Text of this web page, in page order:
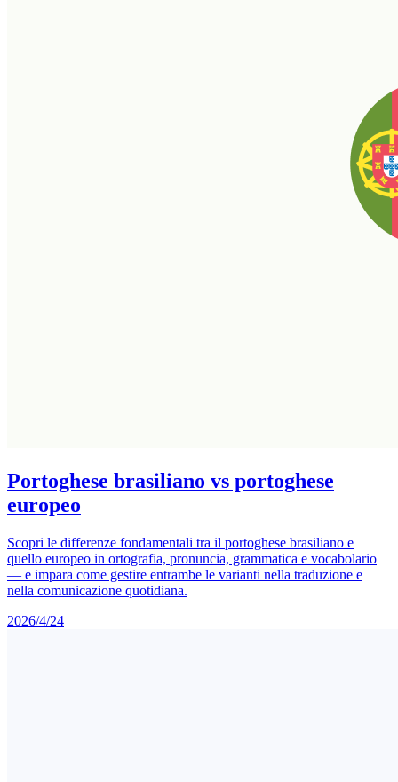
Portoghese brasiliano vs portoghese
europeo
Scopri le differenze fondamentali tra il portoghese brasiliano e
quello europeo in ortografia, pronuncia, grammatica e vocabolario
— e impara come gestire entrambe le varianti nella traduzione e
nella comunicazione quotidiana.
2026/4/24